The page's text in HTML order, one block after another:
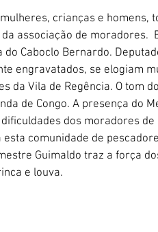
crianças e homens,
associação de moradores.
Caboclo Bernardo.
engravatados, se elogiam
da Vila de Regência. O tom
de Congo. A presença do
dos moradores
comunidade de
Guimaldo traz a força
e louva.